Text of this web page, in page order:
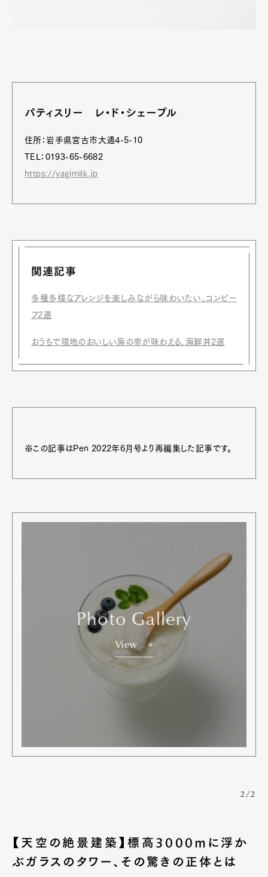
パティスリー レ・ド・シェーブル
住所：岩手県宮古市大通4-5-10
TEL：0193-65-6682
https://yagimilk.jp
関連記事
多種多様なアレンジを楽しみながら味わいたい、コンビー
フ2選
おうちで現地のおいしい海の幸が味わえる、海鮮丼2選
※この記事はPen 2022年6月号より再編集した記事です。
Photo Gallery
View
2/2
【天空の絶景建築】標高3000mに浮か
ぶガラスのタワー、その驚きの正体とは